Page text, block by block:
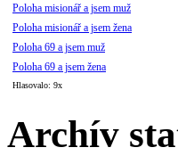
Poloha misionář a jsem muž
Poloha misionář a jsem žena
Poloha 69 a jsem muž
Poloha 69 a jsem žena
Hlasovalo: 9x
Archív